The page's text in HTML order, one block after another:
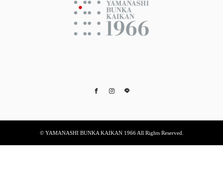
FacebookInstagram
© YAMANASHI BUNKA KAIKAN 1966 All Rights Reserved.